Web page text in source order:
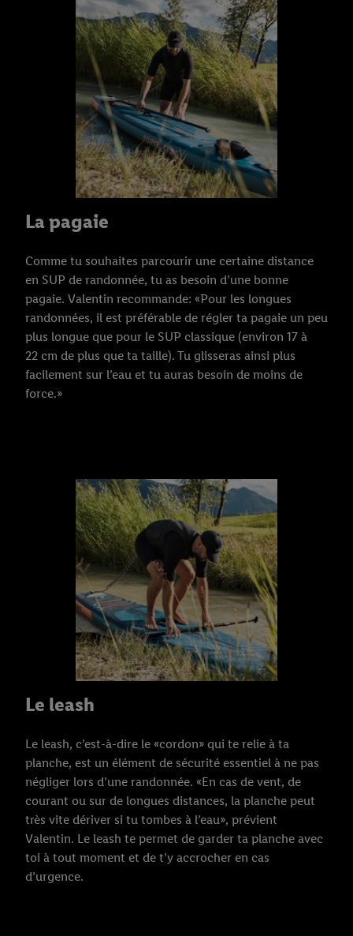
La pagaie
Comme tu souhaites parcourir une certaine distance
en SUP de randonnée, tu as besoin d’une bonne
pagaie. Valentin recommande: «Pour les longues
randonnées, il est préférable de régler ta pagaie un peu
plus longue que pour le SUP classique (environ 17 à
22 cm de plus que ta taille). Tu glisseras ainsi plus
facilement sur l’eau et tu auras besoin de moins de
force.»
Le leash
Le leash, c’est-à-dire le «cordon» qui te relie à ta
planche, est un élément de sécurité essentiel à ne pas
négliger lors d’une randonnée. «En cas de vent, de
courant ou sur de longues distances, la planche peut
très vite dériver si tu tombes à l’eau», prévient
Valentin. Le leash te permet de garder ta planche avec
toi à tout moment et de t’y accrocher en cas
d’urgence.